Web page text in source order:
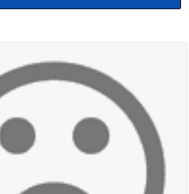
أخبار صيدا بلدية صيدا ومؤسسة الحريري
التشاوري الأول للمرصد الحضري
استعراض شامل لمشاريع وتأكيدٌ على حماية القيمة